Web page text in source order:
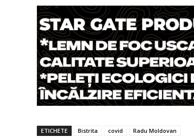
ETICHETE Bistrita covid Radu Moldovan